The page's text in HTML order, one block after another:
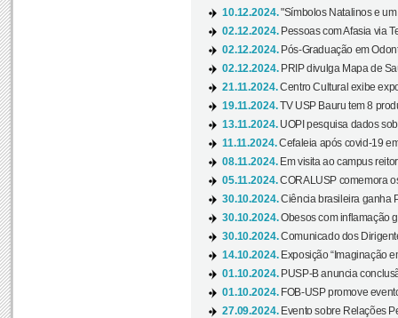
10.12.2024."Símbolos Natalinos e
02.12.2024. Pessoas com Afasia via
02.12.2024. Pós-Graduação em
02.12.2024. PRIP divulga Mapa de
21.11.2024.Centro Cultural exibe
19.11.2024.TV USP Bauru tem 8
13.11.2024. UOPI pesquisa dados
11.11.2024.Cefaleia após covid-19
08.11.2024. Em visita ao campus
05.11.2024.CORALUSP comemora
30.10.2024.Ciência brasileira ganha
30.10.2024.Obesos com inflamação
30.10.2024.Comunicado dos
14.10.2024. Exposição “Imaginação
01.10.2024. PUSP-B anuncia
01.10.2024. FOB-USP promove
27.09.2024. Evento sobre Relações